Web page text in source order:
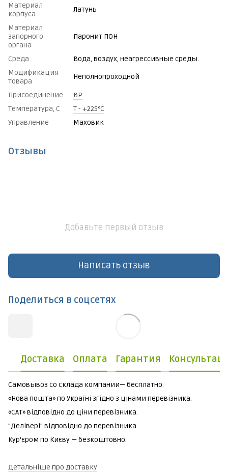
Материал
корпуса
Латунь
Материал
запорного
органа
Паронит ПОН
Среда
Вода, воздух, неагрессивные среды.
Модификация
товара
Неполнопроходной
Присоединение
ВР
Температура, С
Т - +225°C
Управление
Маховик
Отзывы
Добавьте первый отзыв
Написать отзыв
Поделиться в соцсетях
Доставка Оплата Гарантия
Самовывоз со склада компании— бесплатно.
«Нова пошта» по Україні згідно з цінами перевізника.
«САТ» відповідно до ціни перевізника.
"Делівері" відповідно до перевізника.
Кур'єром по Києву — безкоштовно.
Детальніше про доставку